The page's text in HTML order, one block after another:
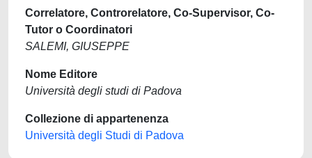
Correlatore, Controrelatore, Co-Supervisor, Co-
Tutor o Coordinatori
SALEMI, GIUSEPPE
Nome Editore
Università degli studi di Padova
Collezione di appartenenza
Università degli Studi di Padova